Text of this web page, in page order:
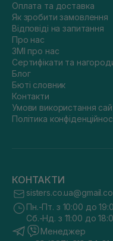
Оплата та доставка
Як зробити замовлення
Відповіді на запитання
Про нас
ЗМІ про нас
Сертифікати та
Блог
Бюті словник
Контакти
Умови використання
Політика
КОНТАКТИ
Пн.-Пт. з 10:00 до
Сб.-Нд. з 11:00 до
Менеджер